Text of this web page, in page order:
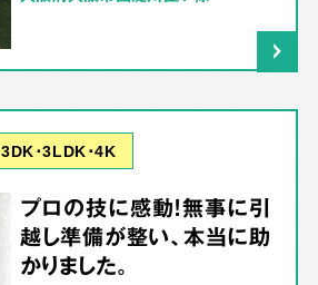
3DK･3LDK･4K
プロの技に感動！無事に引
越し準備が整い、本当に助
かりました。